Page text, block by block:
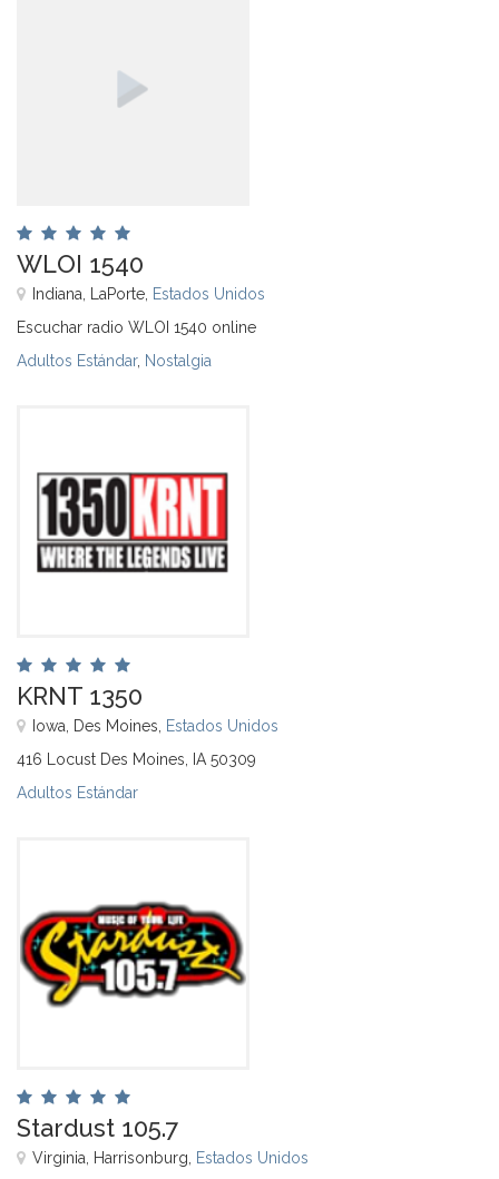
WLOI 1540
Indiana, LaPorte, Estados Unidos
Escuchar radio WLOI 1540 online
Adultos Estándar, Nostalgia
KRNT 1350
Iowa, Des Moines, Estados Unidos
416 Locust Des Moines, IA 50309
Adultos Estándar
Stardust 105.7
Virginia, Harrisonburg, Estados Unidos